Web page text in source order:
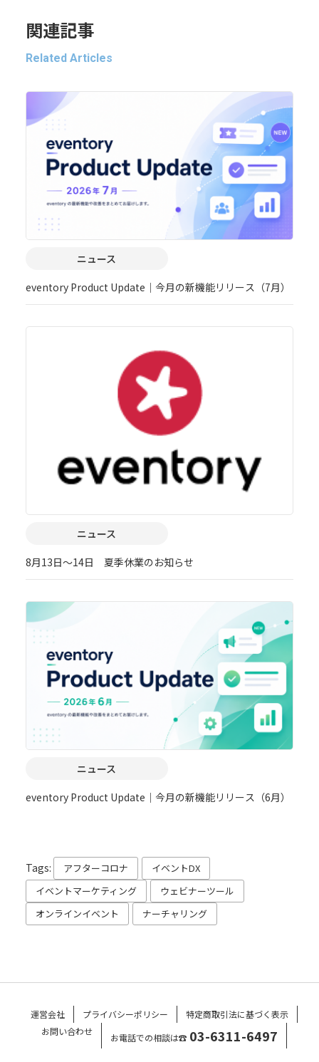
関連記事
Related Articles
ニュース
eventory Product Update｜今月の新機能リリース（7月）
ニュース
8月13日～14日 夏季休業のお知らせ
ニュース
eventory Product Update｜今月の新機能リリース（6月）
Tags: アフターコロナ
イベントDX
イベントマーケティング
ウェビナーツール
オンラインイベント
ナーチャリング
運営会社 プライバシーポリシー
特定商取引法に基づく表示
お問い合わせ
お電話での相談は☎ 03-6311-6497